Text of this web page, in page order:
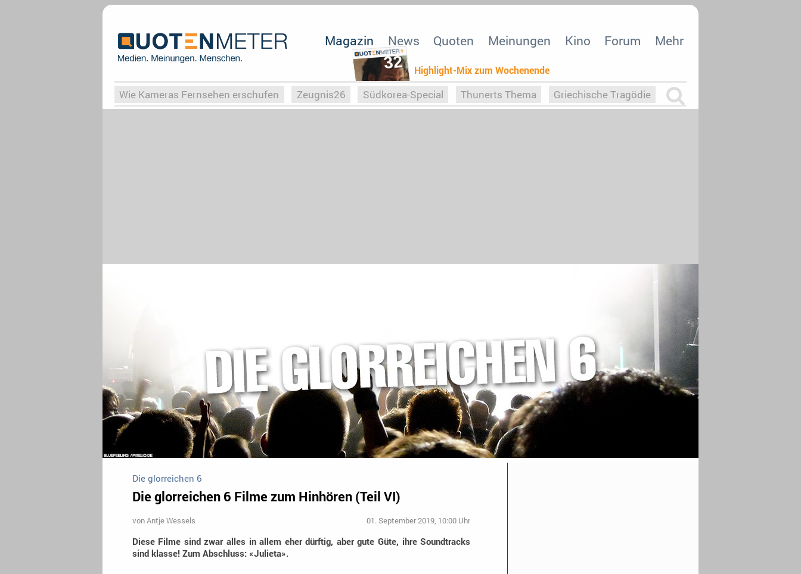
32 Highlight-Mix zum Wochenende
Magazin News Quoten Meinungen Kino Forum Mehr
Wie Kameras Fernsehen erschufen Zeugnis26 Südkorea-Special Thunerts Thema Griechische Tragödie
Die glorreichen 6
Die glorreichen 6 Filme zum Hinhören (Teil VI)
vonAntje Wessels 01. September 2019, 10:00 Uhr
Diese Filme sind zwar alles in allem eher dürftig, aber gute Güte, ihre Soundtracks
sind klasse! Zum Abschluss: «Julieta».